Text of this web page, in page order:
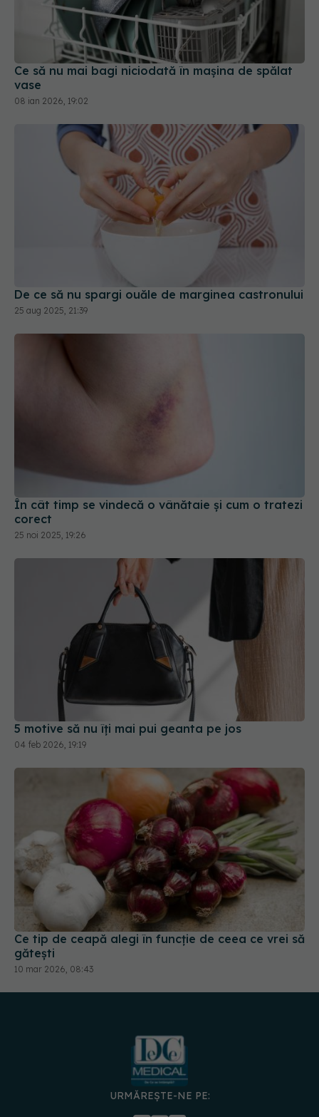
Ce să nu mai bagi niciodată în mașina de spălat
vase
08 ian 2026, 19:02
De ce să nu spargi ouăle de marginea castronului
25 aug 2025, 21:39
În cât timp se vindecă o vânătaie și cum o tratezi
corect
25 noi 2025, 19:26
5 motive să nu îți mai pui geanta pe jos
04 feb 2026, 19:19
Ce tip de ceapă alegi în funcție de ceea ce vrei să
gătești
10 mar 2026, 08:43
URMĂREȘTE-NE PE: